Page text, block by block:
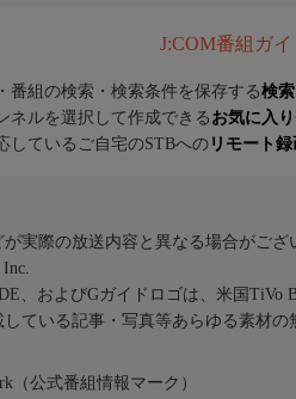
J:COM番組ガ
番組の検索・検索条件を保存する検
ネルを選択して作成できる お気に入
しているご自宅のSTBへの リモート
実際の放送内容と異なる場合がござ
、およびGガイドロゴは、米国TiVo
ている記事・写真等あらゆる素材の
（公式番組情報マーク）